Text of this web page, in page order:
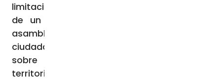
limitaciones. Alertaron que puede tratarse
de un “proceso poco inclusivo, sin una
asamblea constituyente electa ni debate
ciudadano real”. Asimismo, advirtieron
sobre la “ambigüedad en el modelo
territorial, con riesgos de fragmentación